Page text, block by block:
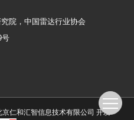
院 ， 中国雷达行业协会
号
京仁和汇智信息技术有限公司 开发